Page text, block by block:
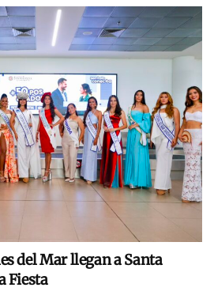
del Mar llegan a Santa
Fiesta